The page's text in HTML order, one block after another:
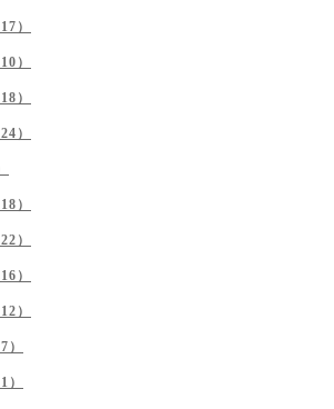
）
）
）
）
）
）
）
）